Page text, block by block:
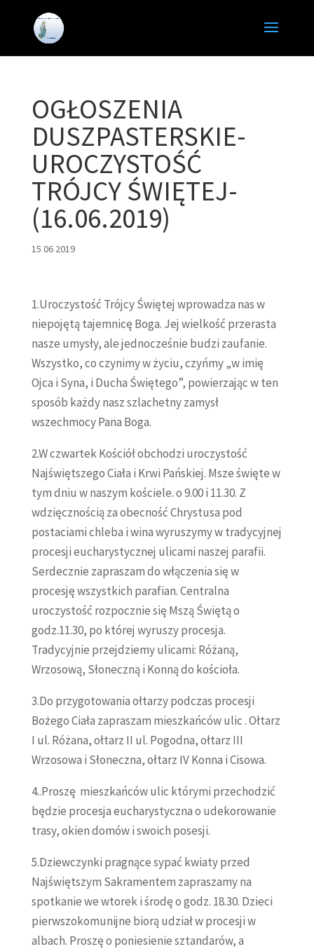
OGŁOSZENIA
DUSZPASTERSKIE-
UROCZYSTOŚĆ
TRÓJCY ŚWIĘTEJ-
(16.06.2019)
15 06 2019
1.Uroczystość Trójcy Świętej wprowadza nas w
niepojętą tajemnicę Boga. Jej wielkość przerasta
nasze umysły, ale jednocześnie budzi zaufanie.
Wszystko, co czynimy w życiu, czyńmy „w imię
Ojca i Syna, i Ducha Świętego”, powierzając w ten
sposób każdy nasz szlachetny zamysł
wszechmocy Pana Boga.
2.W czwartek Kościół obchodzi uroczystość
Najświętszego Ciała i Krwi Pańskiej. Msze święte w
tym dniu w naszym kościele. o 9.00 i 11.30. Z
wdzięcznością za obecność Chrystusa pod
postaciami chleba i wina wyruszymy w tradycyjnej
procesji eucharystycznej ulicami naszej parafii.
Serdecznie zapraszam do włączenia się w
procesję wszystkich parafian. Centralna
uroczystość rozpocznie się Mszą Świętą o
godz.11.30, po której wyruszy procesja.
Tradycyjnie przejdziemy ulicami: Różaną,
Wrzosową, Słoneczną i Konną do kościoła.
3.Do przygotowania ołtarzy podczas procesji
Bożego Ciała zapraszam mieszkańców ulic . Ołtarz
I ul. Różana, ołtarz II ul. Pogodna, ołtarz III
Wrzosowa i Słoneczna, ołtarz IV Konna i Cisowa.
4..Proszę mieszkańców ulic którymi przechodzić
będzie procesja eucharystyczna o udekorowanie
trasy, okien domów i swoich posesji.
5.Dziewczynki pragnące sypać kwiaty przed
Najświętszym Sakramentem zapraszamy na
spotkanie we wtorek i środę o godz. 18.30. Dzieci
pierwszokomunijne biorą udział w procesji w
albach. Proszę o poniesienie sztandarów, a